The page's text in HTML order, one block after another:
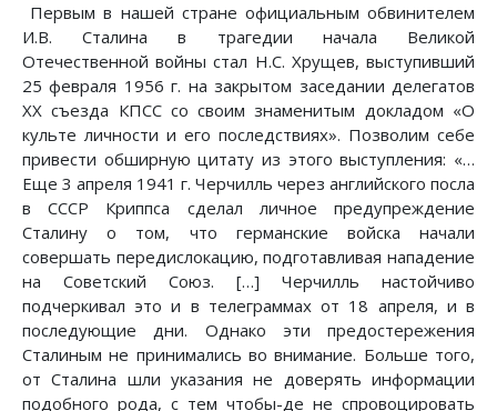
Первым в нашей стране официальным обвинителем
И.В. Сталина в трагедии начала Великой
Отечественной войны стал Н.С. Хрущев, выступивший
25 февраля 1956 г. на закрытом заседании делегатов
XX съезда КПСС со своим знаменитым докладом «О
культе личности и его последствиях». Позволим себе
привести обширную цитату из этого выступления: «…
Еще 3 апреля 1941 г. Черчилль через английского посла
в СССР Криппса сделал личное предупреждение
Сталину о том, что германские войска начали
совершать передислокацию, подготавливая нападение
на Советский Союз. […] Черчилль настойчиво
подчеркивал это и в телеграммах от 18 апреля, и в
последующие дни. Однако эти предостережения
Сталиным не принимались во внимание. Больше того,
от Сталина шли указания не доверять информации
подобного рода, с тем чтобы-де не спровоцировать